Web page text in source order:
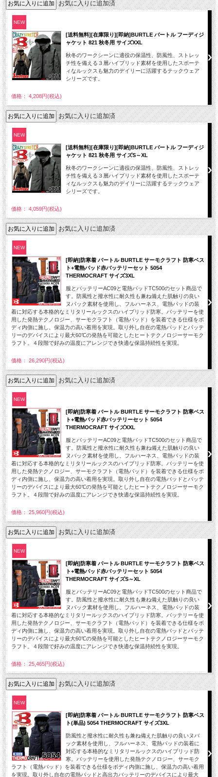
お気に入りに追加済
NEW
[送料無料][在庫限り][即納]BURTLE バートル フーディジ
ャケット 821 秋冬用 サイズXXL
秋冬のワークシーンに適役の保温性、防風性、ストレッ
チ性を備える３層ハイブリッド素材を使用したスポーテ
ィなルックスも魅力のデイリーに活躍するテックウェア
シリーズです。
価格： 4,208円(税込)
お気に入りに追加済
NEW
[送料無料][在庫限り][即納]BURTLE バートル フーディジ
ャケット 821 秋冬用 サイズS～XL
秋冬のワークシーンに適役の保温性、防風性、ストレッ
チ性を備える３層ハイブリッド素材を使用したスポーテ
ィなルックスも魅力のデイリーに活躍するテックウェア
シリーズです。
価格： 4,059円(税込)
お気に入りに追加済
NEW
[即納]防寒着 バートル BURTLE サーモクラフト 防寒ベス
ト+電熱パッド赤バッテリーセット 5054
THERMOCRAFT サイズ3XL
服とバッテリーAC09と電熱パッドTC500のセット商品で
す。防風性と撥水性に耐久性も兼ね備えた肌触りの良い
ヌバック素材を使用し、フルハーネス、電熱パッドの装
着に対応する本格的なミリタリールックスのハイブリッド防寒。バッテリーを使
用した発熱テクノロジー、サーモクラフト（電熱パッド）を装着できる仕様をボ
ディ内側に施し、保温力の高い着用を実現。取り外し自在の電熱パッドとバッテ
リーのデバイスにより最大60℃の発熱を可能としたヒートテクノロジーサーモク
ラフト。４段階で好みの温度にアレンジでき快適な保温持続性を実現。
価格： 26,290円(税込)
お気に入りに追加済
NEW
[即納]防寒着 バートル BURTLE サーモクラフト 防寒ベス
ト+電熱パッド赤バッテリーセット 5054
THERMOCRAFT サイズXXL
服とバッテリーAC09と電熱パッドTC500のセット商品で
す。防風性と撥水性に耐久性も兼ね備えた肌触りの良い
ヌバック素材を使用し、フルハーネス、電熱パッドの装
着に対応する本格的なミリタリールックスのハイブリッド防寒。バッテリーを使
用した発熱テクノロジー、サーモクラフト（電熱パッド）を装着できる仕様をボ
ディ内側に施し、保温力の高い着用を実現。取り外し自在の電熱パッドとバッテ
リーのデバイスにより最大60℃の発熱を可能としたヒートテクノロジーサーモク
ラフト。４段階で好みの温度にアレンジでき快適な保温持続性を実現。
価格： 25,960円(税込)
お気に入りに追加済
NEW
[即納]防寒着 バートル BURTLE サーモクラフト 防寒ベス
ト+電熱パッド赤バッテリーセット 5054
THERMOCRAFT サイズS～XL
服とバッテリーAC09と電熱パッドTC500のセット商品で
す。防風性と撥水性に耐久性も兼ね備えた肌触りの良い
ヌバック素材を使用し、フルハーネス、電熱パッドの装
着に対応する本格的なミリタリールックスのハイブリッド防寒。バッテリーを使
用した発熱テクノロジー、サーモクラフト（電熱パッド）を装着できる仕様をボ
ディ内側に施し、保温力の高い着用を実現。取り外し自在の電熱パッドとバッテ
リーのデバイスにより最大60℃の発熱を可能としたヒートテクノロジーサーモク
ラフト。４段階で好みの温度にアレンジでき快適な保温持続性を実現。
価格： 25,465円(税込)
お気に入りに追加済
NEW
[即納]防寒着 バートル BURTLE サーモクラフト 防寒ベス
ト(単品) 5054 THERMOCRAFT サイズ3XL
防風性と撥水性に耐久性も兼ね備えた肌触りの良いヌバ
ック素材を使用し、フルハーネス、電熱パッドの装着に
対応する本格的なミリタリールックスのハイブリッド防
寒。バッテリーを使用した発熱テクノロジー、サーモク
ラフト（電熱パッド）を装着できる仕様をボディ内側に施し、保温力の高い着用
を実現。取り外し自在の電熱パッドと高出力バッテリーのデバイスにより最大